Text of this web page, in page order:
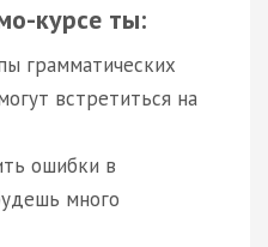
курсе ты:
грамматических
встретиться на
ошибки в
много